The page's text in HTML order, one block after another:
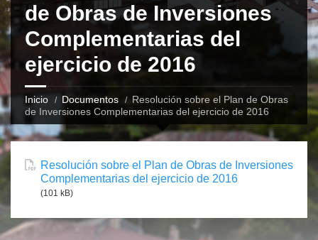
de Obras de Inversiones
Complementarias del
ejercicio de 2016
Inicio Documentos
Resolución sobre el Plan de Obras
de Inversiones Complementarias del ejercicio de 2016
Resolución sobre el Plan de Obras de Inversiones
Complementarias del ejercicio de 2016
(101 kB)